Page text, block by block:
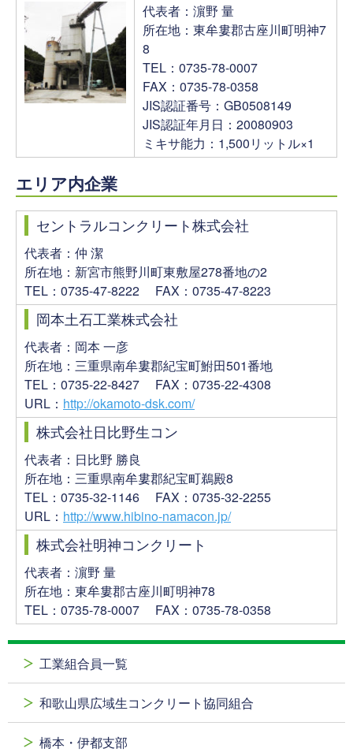
代表者：濵野 量
所在地：東牟婁郡古座川町明神7
8
TEL：0735-78-0007
FAX：0735-78-0358
JIS認証番号：GB0508149
JIS認証年月日：20080903
ミキサ能力：1,500リットル×1
エリア内企業
セントラルコンクリート株式会社
代表者：仲 潔
所在地：新宮市熊野川町東敷屋278番地の2
TEL：0735-47-8222 FAX：0735-47-8223
岡本土石工業株式会社
代表者：岡本 一彦
所在地：三重県南牟婁郡紀宝町鮒田501番地
TEL：0735-22-8427 FAX：0735-22-4308
URL： http://okamoto-dsk.com/
株式会社日比野生コン
代表者：日比野 勝良
所在地：三重県南牟婁郡紀宝町鵜殿8
TEL：0735-32-1146 FAX：0735-32-2255
URL： http://www.hibino-namacon.jp/
株式会社明神コンクリート
代表者：濵野 量
所在地：東牟婁郡古座川町明神78
TEL：0735-78-0007 FAX：0735-78-0358
工業組合員一覧
和歌山県広域生コンクリート協同組合
橋本・伊都支部